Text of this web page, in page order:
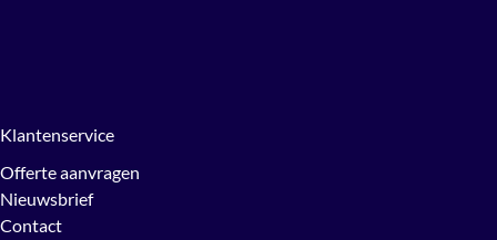
Klantenservice
Offerte aanvragen
Nieuwsbrief
Contact